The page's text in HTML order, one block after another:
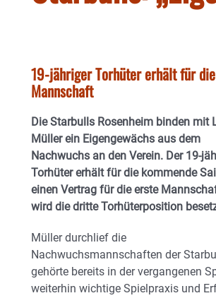
19-jähriger Torhüter erhält für
Mannschaft
Die Starbulls Rosenheim binden mit
Müller ein Eigengewächs aus dem
Nachwuchs an den Verein. Der 19-
Torhüter erhält für die kommende
einen Vertrag für die erste
wird die dritte Torhüterposition
Müller durchlief die
Nachwuchsmannschaften der
gehörte bereits in der vergangenen
weiterhin wichtige Spielpraxis und